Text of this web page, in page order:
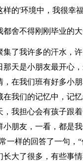
的'环境中，我很幸福
舍不得刚刚毕业的大
了我许多的汗水，
天是小朋友最开心
在我们班有好多小
我们的记忆中，记
我担心会有孩子跟
朋友，一看，都是
一样的回答了一句，
大了很多，有些事